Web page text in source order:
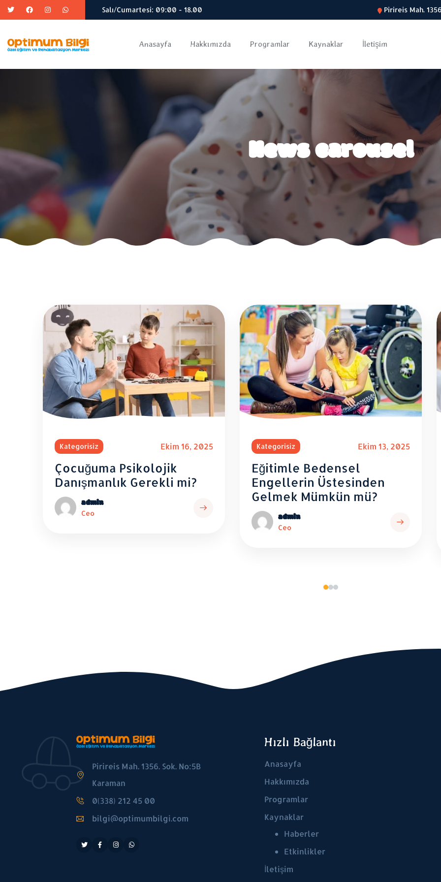
Salı/Cumartesi: 09:00 - 18.00 Pirireis Mah.
Anasayfa Hakkımızda Programlar Kaynaklar İletişim
News carousel
Ekim 16, 2025
Read
Ekim 13, 2025
Eğitimle Bedensel
Engellerin Üstesinden
Read
Otizm Spektrum Bozukluğu Olan
Otizmli Çocuklar İçin
Sosyal Beceri
Neden Önemlidir?
Pirireis Mah. 1356. Sok. No:5B
Karaman
0(338) 212 45 00
bilgi@optimumbilgi.com
Hızlı Bağlantı
Anasayfa
Hakkımızda
Programlar
Kaynaklar
Haberler
Etkinlikler
İletişim